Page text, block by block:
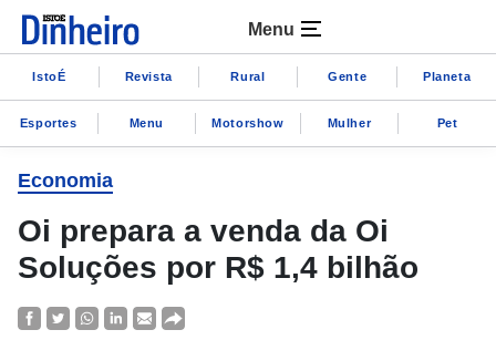
Menu
IstoÉ Revista Rural Gente Planeta
Esportes Menu Motorshow Mulher Pet
Economia
Oi prepara a venda da Oi
Soluções por R$ 1,4 bilhão